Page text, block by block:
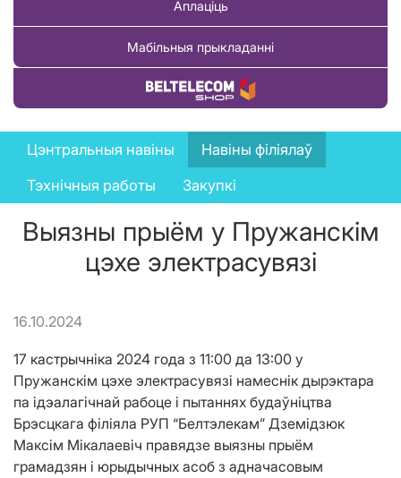
Аплаціць
Мабільныя прыкладанні
Купіць тавар
News
menu
Цэнтральныя навіны
Навіны філіялаў
Тэхнічныя работы
Закупкі
Выязны прыём у Пружанскім
цэхе электрасувязі
16.10.2024
17 кастрычніка 2024 года з 11:00 да 13:00 у
Пружанскім цэхе электрасувязі намеснік дырэктара
па ідэалагічнай рабоце і пытаннях будаўніцтва
Брэсцкага філіяла РУП “Белтэлекам” Дземідзюк
Максім Мікалаевіч правядзе выязны прыём
грамадзян і юрыдычных асоб з адначасовым